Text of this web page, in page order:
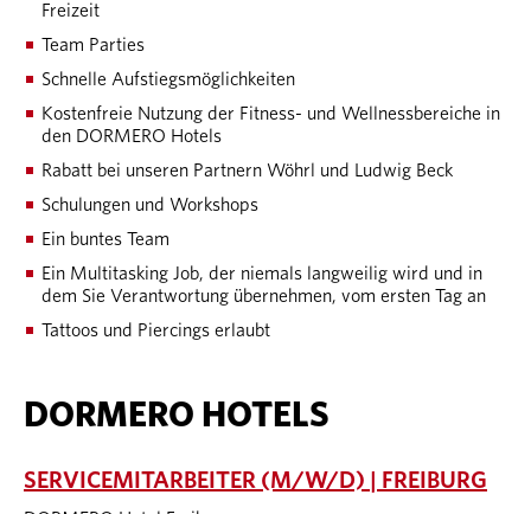
Freizeit
Team Parties
Schnelle Aufstiegsmöglichkeiten
Kostenfreie Nutzung der Fitness- und Wellnessbereiche in
den DORMERO Hotels
Rabatt bei unseren Partnern Wöhrl und Ludwig Beck
Schulungen und Workshops
Ein buntes Team
Ein Multitasking Job, der niemals langweilig wird und in
dem Sie Verantwortung übernehmen, vom ersten Tag an
Tattoos und Piercings erlaubt
DORMERO HOTELS
SERVICEMITARBEITER (M/W/D) | FREIBURG